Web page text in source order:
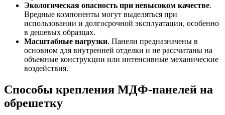
Экологическая опасность при невысоком качестве.
Вредные компоненты могут выделяться при
использовании и долгосрочной эксплуатации, особенно
в дешевых образцах.
Масштабные нагрузки. Панели предназначены в
основном для внутренней отделки и не рассчитаны на
объемные конструкции или интенсивные механические
воздействия.
Способы крепления МДФ-панелей на
обрешетку